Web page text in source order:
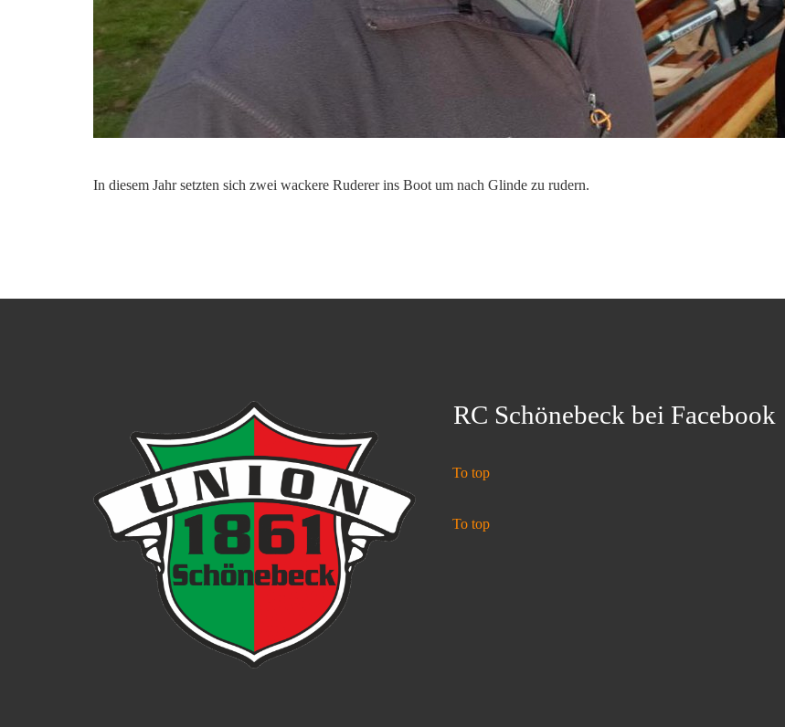
In diesem Jahr setzten sich zwei wackere Ruderer ins Boot um nach Glinde zu rudern.
RC Schönebeck bei Facebook
To top
To top